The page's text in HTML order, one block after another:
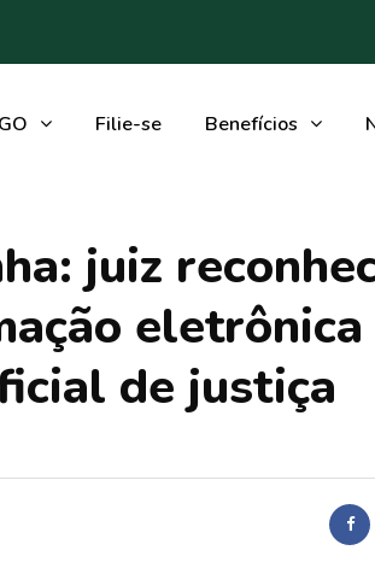
Filie-se Benefícios
juiz
eletrônica
de justiça